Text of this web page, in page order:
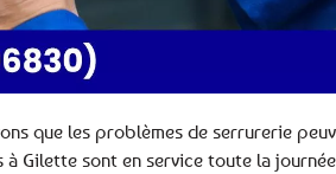
que les problèmes de serrurerie
à Gilette sont en service toute la